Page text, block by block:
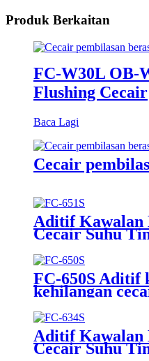
Produk Berkaitan
FC-W30L OB-
Flushing Cecair
Baca Lagi
Cecair
Aditif Kawalan
Cecair Suhu
FC-650S Aditif
kehilangan
Aditif Kawalan
Cecair Suhu